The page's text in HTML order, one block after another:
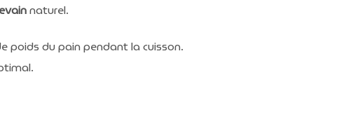
naturel.
poids du pain pendant la cuisson.